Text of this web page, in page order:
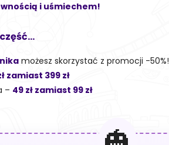
i uśmiechem!
możesz skorzystać z promocji -50%!
zamiast 399 zł
– 49 zł zamiast 99 zł